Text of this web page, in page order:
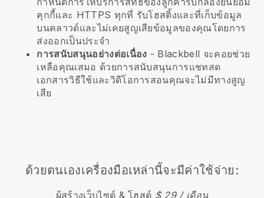
คุกกี้และ HTTPS ทุกที่ รับโฮสติ้งและที่เก็บข้อมูล
บนคลาวด์และไม่เคยสูญเสียข้อมูลของคุณโดยการ
ส่งออกเป็นประจำ
การสนับสนุนอย่างต่อเนื่อง - Blackbell จะคอยช่วย
เหลือคุณเสมอ ด้วยการสนับสนุนการแชทสด
เอกสารวิธีใช้และวิดีโอการสอนคุณจะไม่มีทางสูญ
เสีย
ด้วยตนเองเครื่องมือเหล่านี้จะมีค่าใช้จ่าย:
ผู้สร้างเว็บไซต์ & โฮสต์ $ 29 / เดือน